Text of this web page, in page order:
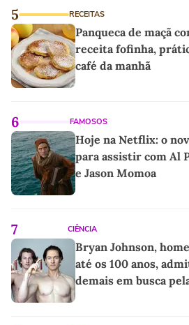
5 RECEITAS
Panqueca de maçã
receita fofinha,
café da manhã
6 FAMOSOS
Hoje na Netflix: o
para assistir com Al
e Jason Momoa
7 CIÊNCIA
Bryan Johnson,
até os 100 anos,
demais em busca